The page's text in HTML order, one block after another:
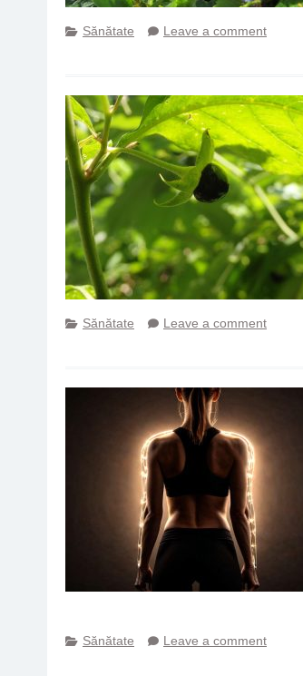
Sănătate Leave a comment
Sănătate Leave a comment
Sănătate Leave a comment